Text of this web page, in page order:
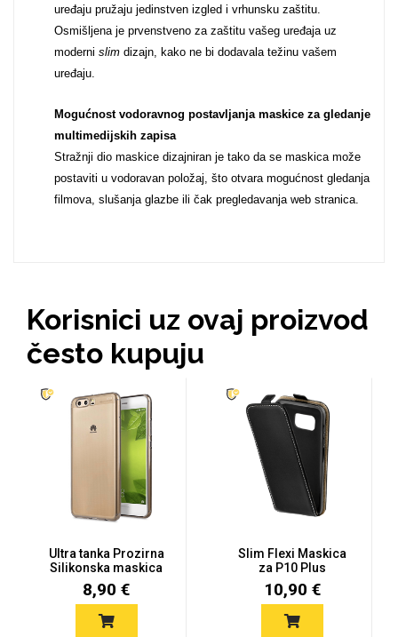
uređaju pružaju jedinstven izgled i vrhunsku zaštitu.
Osmišljena je prvenstveno za zaštitu vašeg uređaja uz
moderni slim dizajn, kako ne bi dodavala težinu vašem
uređaju.
Mogućnost vodoravnog postavljanja maskice za gledanje
multimedijskih zapisa
Stražnji dio maskice dizajniran je tako da se maskica može
postaviti u vodoravan položaj, što otvara mogućnost gledanja
filmova, slušanja glazbe ili čak pregledavanja web stranica.
Korisnici uz ovaj proizvod
često kupuju
Ultra tanka Prozirna
Silikonska maskica
za Hua...
8,90 €
Slim Flexi Maskica
za P10 Plus
10,90 €
Svijet životinja Auto - Moto motivi
Mandale / Cvjetni
motivi
Citati & Stihovi
Gaming motivi Crtani filmovi